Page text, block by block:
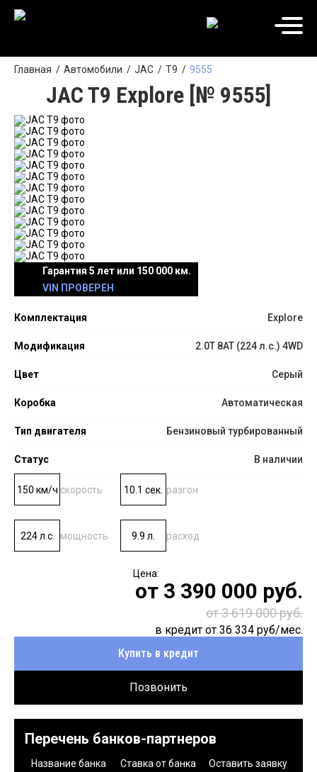
Главная Автомобили JAC T9 9555
JAC T9 Explore [№ 9555]
Гарантия 5 лет или 150 000 км.
VIN ПРОВЕРЕН
Комплектация Explore
Модификация 2.0T 8AT (224 л.с.) 4WD
Цвет Серый
Коробка Автоматическая
Тип двигателя Бензиновый турбированный
Статус В наличии
150 км/ч скорость 10.1 сек. разгон
224 л.с. мощность 9.9 л. расход
от 3 390 000 руб.
от 3 619 000 руб.
в кредит от 36 334 руб/мес.
Купить в кредит
Позвонить
Перечень банков-партнеров
Название банка Ставка от банка Оставить заявку